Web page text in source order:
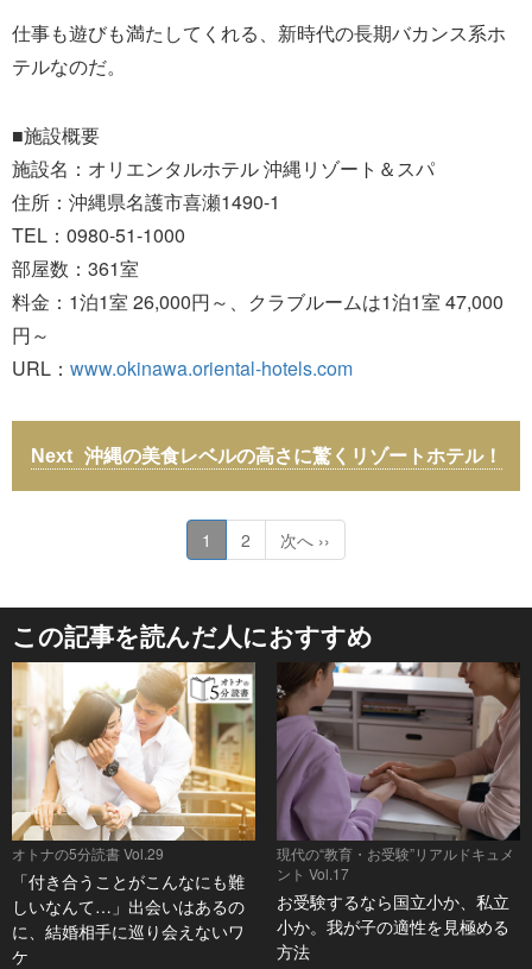
仕事も遊びも満たしてくれる、新時代の長期バカンス系ホ
テルなのだ。
■施設概要
施設名：オリエンタルホテル 沖縄リゾート＆スパ
住所：沖縄県名護市喜瀬1490-1
TEL：0980-51-1000
部屋数：361室
料金：1泊1室 26,000円～、クラブルームは1泊1室 47,000
円～
URL： www.okinawa.oriental-hotels.com
沖縄の美食レベルの高さに驚くリゾートホテル！
1 2 次へ ››
この記事を読んだ人におすすめ
オトナの5分読書 Vol.29
「付き合うことがこんなにも難
しいなんて…」出会いはあるの
に、結婚相手に巡り会えないワ
ケ
現代の“教育・お受験”リアルドキュメ
ント Vol.17
お受験するなら国立小か、私立
小か。我が子の適性を見極める
方法